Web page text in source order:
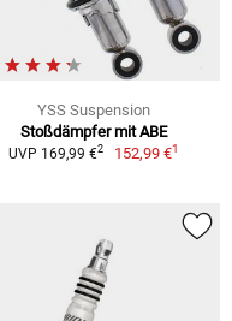
YSS Suspension
Stoßdämpfer mit ABE
UVP 169,99 €2 152,99 €1